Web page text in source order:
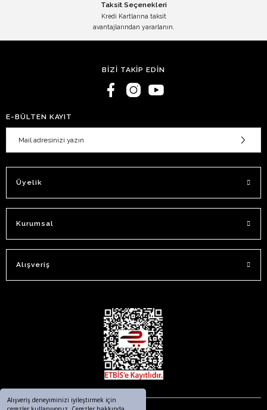
Alışveriş deneyiminizi iyileştirmek için
Taksit Seçenekleri
Kredi Kartlarına taksit
avantajlarından yararlanın.
BİZİ TAKİP EDİN
E-BÜLTEN KAYIT
Üyelik
Kurumsal
Alışveriş